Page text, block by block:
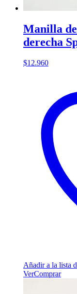
Manilla
derecha
$12.960
Añadir a la lista
VerComprar